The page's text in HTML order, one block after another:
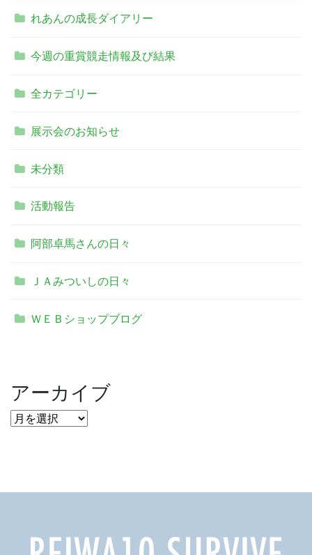
れあんの成長ダイアリー
今週の重賞競走情報及び結果
全カテゴリー
展示会のお知らせ
未分類
活動報告
阿部卓馬さんの日々
ＪＡみついしの日々
ＷＥＢショップブログ
アーカイブ
ア